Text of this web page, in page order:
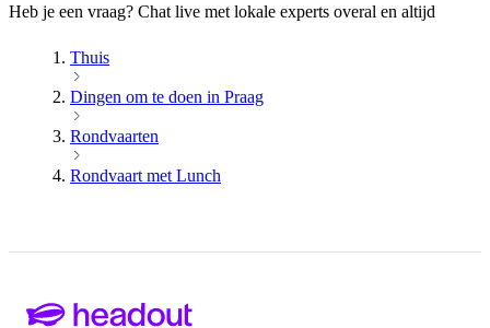
Heb je een vraag? Chat live met lokale experts overal en altijd
Thuis
Dingen om te doen in Praag
Rondvaarten
Rondvaart met Lunch